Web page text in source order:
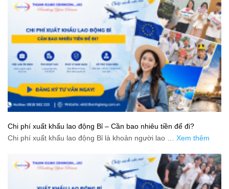
Chi phí xuất khẩu lao động Bỉ – Cần bao nhiêu tiền để đi?
Chi phí xuất khẩu lao động Bỉ là khoản người lao … Xem thêm